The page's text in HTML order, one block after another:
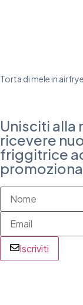
Torta di mele in
Unisciti alla
ricevere
friggitrice
Iscriviti